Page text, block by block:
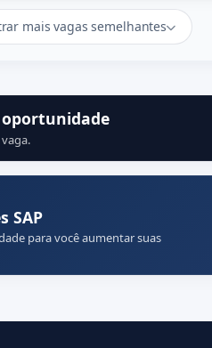
mais vagas semelhantes
oportunidade
SAP
para você aumentar suas